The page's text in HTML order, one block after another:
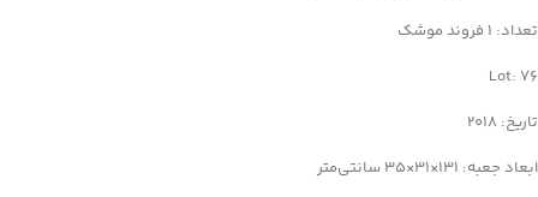
تعداد: 1 فروند موشک
Lot: 76
تاریخ: 2018
ابعاد جعبه: 131×31×35 سانتی‌متر